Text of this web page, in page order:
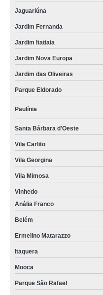
Jaguariúna
Jardim Fernanda
Jardim Itatiaia
Jardim Nova Europa
Jardim das Oliveiras
Parque Eldorado
Paulínia
Santa Bárbara d'Oeste
Vila Carlito
Vila Georgina
Vila Mimosa
Vinhedo
Anália Franco
Belém
Ermelino Matarazzo
Itaquera
Mooca
Parque São Rafael